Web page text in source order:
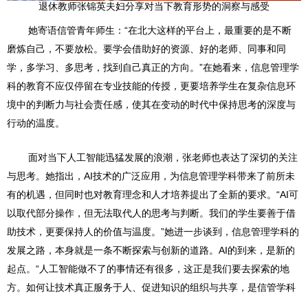
退休教师张锦英夫妇分享对当下教育形势的洞察与感受
她寄语信管青年师生：“在北大这样的平台上，最重要的是不断
磨炼自己，不要放松。要学会借助好的资源、好的老师、同事和同
学，多学习、多思考，找到自己真正的方向。”在她看来，信息管理学
科的教育不应仅停留在专业技能的传授，更要培养学生在复杂信息环
境中的判断力与社会责任感，使其在变动的时代中保持思考的深度与
行动的温度。
面对当下人工智能迅猛发展的浪潮，张老师也表达了深切的关注
与思考。她指出，AI技术的广泛应用，为信息管理学科带来了前所未
有的机遇，但同时也对教育理念和人才培养提出了全新的要求。“AI可
以取代部分操作，但无法取代人的思考与判断。我们的学生要善于借
助技术，更要保持人的价值与温度。”她进一步谈到，信息管理学科的
发展之路，本身就是一条不断探索与创新的道路。AI的到来，是新的
起点。“人工智能做不了的事情还有很多，这正是我们要去探索的地
方。如何让技术真正服务于人、促进知识的组织与共享，是信管学科